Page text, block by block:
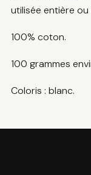
utilisée entière ou
100% coton.
100 grammes
Coloris : blanc.